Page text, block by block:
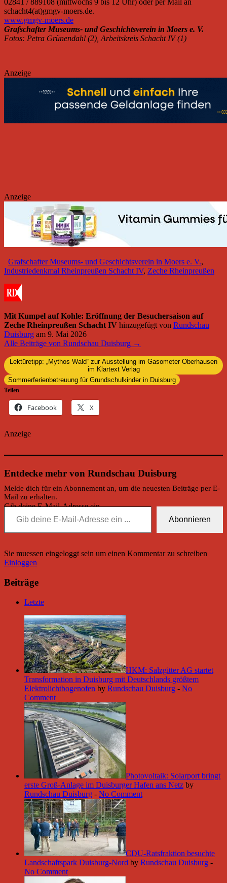
02841 / 889108 (mittwochs 9 bis 12 Uhr) oder per Mail an
schacht4(at)gmgv-moers.de.
www.gmgv-moers.de
Grafschafter Museums- und Geschichtsverein in Moers e. V.
Fotos: Petra Grünendahl (2), Arbeitskreis Schacht IV (1)
Anzeige
Anzeige
Grafschafter Museums- und Geschichtsverein in Moers e. V.,
Industriedenkmal Rheinpreußen Schacht IV, Zeche Rheinpreußen
Mit Kumpel auf Kohle: Eröffnung der Besuchersaison auf
Zeche Rheinpreußen Schacht IV hinzugefügt von Rundschau
Duisburg am 9. Mai 2026
Alle Beiträge von Rundschau Duisburg →
Lektüretipp: „Mythos Wald“ zur Ausstellung im Gasometer Oberhausen
im Klartext Verlag
Sommerferienbetreuung für Grundschulkinder in Duisburg
Teilen
Facebook X
Anzeige
Entdecke mehr von Rundschau Duisburg
Melde dich für ein Abonnement an, um die neuesten Beiträge per E-
Mail zu erhalten.
Gib deine E-Mail-Adresse ein ...
Abonnieren
Sie muessen eingeloggt sein um einen Kommentar zu schreiben
Einloggen
Beiträge
Letzte
HKM: Salzgitter AG startet
Transformation in Duisburg mit Deutschlands größtem
Elektrolichtbogenofen by Rundschau Duisburg - No
Comment
Photovoltaik: Solarport bringt
erste Groß-Anlage im Duisburger Hafen ans Netz by
Rundschau Duisburg - No Comment
CDU-Ratsfraktion besuchte
Landschaftspark Duisburg-Nord by Rundschau Duisburg -
No Comment